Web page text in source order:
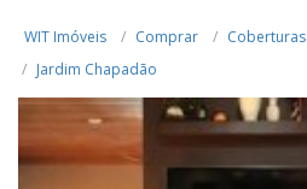
WIT Imóveis Comprar Coberturas
Jardim Chapadão